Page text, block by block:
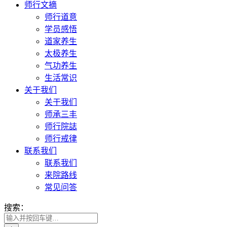
师行文摘
师行道意
学员感悟
道家养生
太极养生
气功养生
生活常识
关于我们
关于我们
师承三丰
师行院誌
师行戒律
联系我们
联系我们
来院路线
常见问答
搜索：